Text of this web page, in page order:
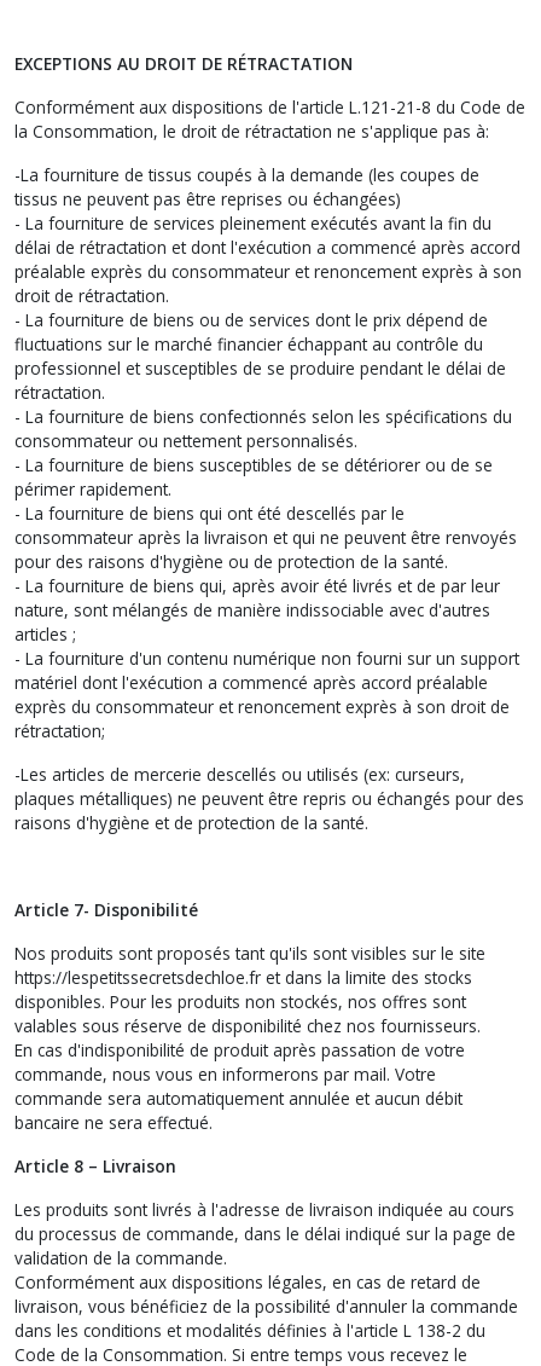
EXCEPTIONS AU DROIT DE RÉTRACTATION
Conformément aux dispositions de l'article L.121-21-8 du Code de
la Consommation, le droit de rétractation ne s'applique pas à:
-La fourniture de tissus coupés à la demande (les coupes de
tissus ne peuvent pas être reprises ou échangées)
- La fourniture de services pleinement exécutés avant la fin du
délai de rétractation et dont l'exécution a commencé après accord
préalable exprès du consommateur et renoncement exprès à son
droit de rétractation.
- La fourniture de biens ou de services dont le prix dépend de
fluctuations sur le marché financier échappant au contrôle du
professionnel et susceptibles de se produire pendant le délai de
rétractation.
- La fourniture de biens confectionnés selon les spécifications du
consommateur ou nettement personnalisés.
- La fourniture de biens susceptibles de se détériorer ou de se
périmer rapidement.
- La fourniture de biens qui ont été descellés par le
consommateur après la livraison et qui ne peuvent être renvoyés
pour des raisons d'hygiène ou de protection de la santé.
- La fourniture de biens qui, après avoir été livrés et de par leur
nature, sont mélangés de manière indissociable avec d'autres
articles ;
- La fourniture d'un contenu numérique non fourni sur un support
matériel dont l'exécution a commencé après accord préalable
exprès du consommateur et renoncement exprès à son droit de
rétractation;
-Les articles de mercerie descellés ou utilisés (ex: curseurs,
plaques métalliques) ne peuvent être repris ou échangés pour des
raisons d'hygiène et de protection de la santé.
Article 7- Disponibilité
Nos produits sont proposés tant qu'ils sont visibles sur le site
https://lespetitssecretsdechloe.fr et dans la limite des stocks
disponibles. Pour les produits non stockés, nos offres sont
valables sous réserve de disponibilité chez nos fournisseurs.
En cas d'indisponibilité de produit après passation de votre
commande, nous vous en informerons par mail. Votre
commande sera automatiquement annulée et aucun débit
bancaire ne sera effectué.
Article 8 – Livraison
Les produits sont livrés à l'adresse de livraison indiquée au cours
du processus de commande, dans le délai indiqué sur la page de
validation de la commande.
Conformément aux dispositions légales, en cas de retard de
livraison, vous bénéficiez de la possibilité d'annuler la commande
dans les conditions et modalités définies à l'article L 138-2 du
Code de la Consommation. Si entre temps vous recevez le